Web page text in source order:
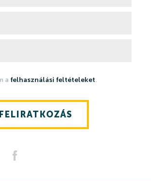
a felhasználási feltételeket.
FELIRATKOZÁS